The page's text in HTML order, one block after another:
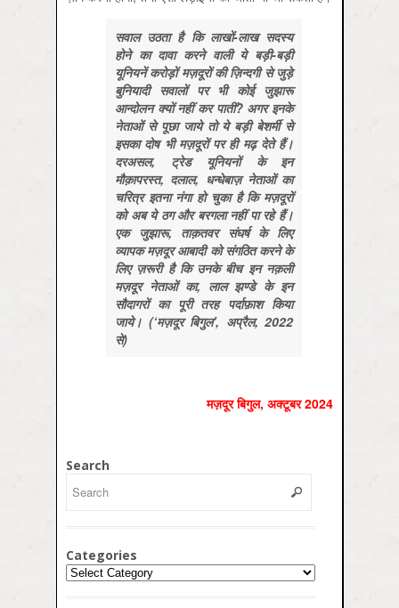
सवाल उठता है कि लाखों-लाख सदस्य
होने का दावा करने वाली ये बड़ी-बड़ी
यूनियनें करोड़ों मज़दूरों की ज़िन्दगी से जुड़े
बुनियादी सवालों पर भी कोई जुझारू
आन्दोलन क्यों नहीं कर पातीं? अगर इनके
नेताओं से पूछा जाये तो ये बड़ी बेशर्मी से
इसका दोष भी मज़दूरों पर ही मढ़ देते हैं।
दरअसल, ट्रेड यूनियनों के इन
मौक़ापरस्त, दलाल, धन्धेबाज़ नेताओं का
चरित्र इतना नंगा हो चुका है कि मज़दूरों
को अब ये ठग और बरगला नहीं पा रहे हैं।
एक जुझारू, ताक़तवर संघर्ष के लिए
व्यापक मज़दूर आबादी को संगठित करने के
लिए ज़रूरी है कि उनके बीच इन नक़ली
मज़दूर नेताओं का, लाल झण्डे के इन
सौदागरों का पूरी तरह पर्दाफ़ाश किया
जाये। (‘मज़दूर बिगुल’, अप्रैल, 2022
से)
मज़दूर बिगुल, अक्‍टूबर 2024
Search
Categories
Categories